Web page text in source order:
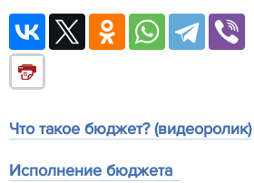
Что такое бюджет? (видеоролик)
Исполнение бюджета